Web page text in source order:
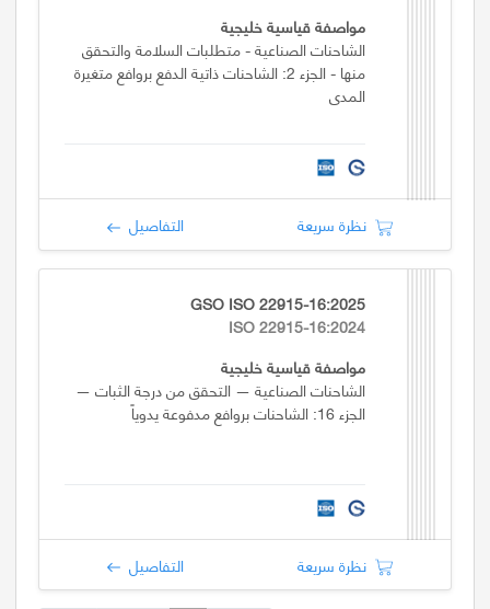
مواصفة قياسية خليجية
الشاحنات الصناعية - متطلبات السلامة والتحقق
منها - الجزء 2: الشاحنات ذاتية الدفع بروافع متغيرة
المدى
نظرة سريعة التفاصيل
GSO ISO 22915-16:2025
ISO 22915-16:2024
مواصفة قياسية خليجية
الشاحنات الصناعية — التحقق من درجة الثبات —
الجزء 16: الشاحنات بروافع مدفوعة يدوياً
نظرة سريعة التفاصيل